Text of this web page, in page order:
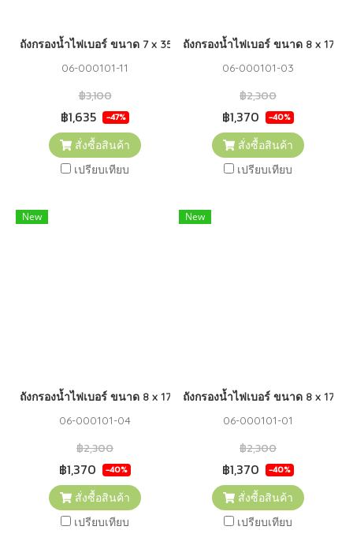
ถังกรองน้ำไฟเบอร์ ขนาด 7 x 35 FUJITEC (GREEN)
06-000101-11
฿3,100
฿1,635 -47%
สั่งซื้อสินค้า
เปรียบเทียบ
ถังกรองน้ำไฟเบอร์ ขนาด 8 x 17
06-000101-03
฿2,300
฿1,370 -40%
สั่งซื้อสินค้า
เปรียบเทียบ
New
ถังกรองน้ำไฟเบอร์ ขนาด 8 x 17 (2.5") FUJITEC (BLUE)
06-000101-04
฿2,300
฿1,370 -40%
สั่งซื้อสินค้า
เปรียบเทียบ
New
ถังกรองน้ำไฟเบอร์ ขนาด 8 x 17
06-000101-01
฿2,300
฿1,370 -40%
สั่งซื้อสินค้า
เปรียบเทียบ